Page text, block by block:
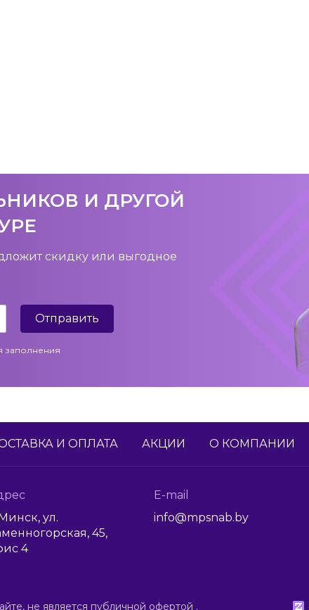
И ДРУГОЙ
скидку или выгодное
Отправить
заполнения
И ОПЛАТА АКЦИИ О КОМПАНИИ
ул.
45,
4
E-mail
info@mpsnab.by
не является публичной офертой .